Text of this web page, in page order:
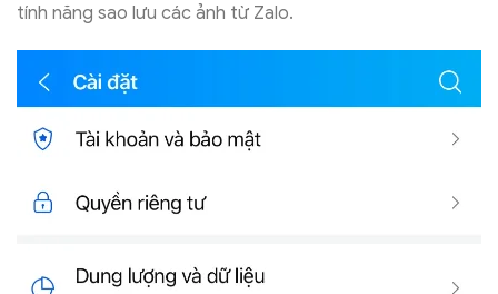
tính năng sao lưu các ảnh từ Zalo.